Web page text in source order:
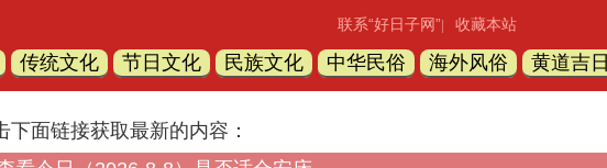
联系“好日子网” 收藏本站
传统文化 节日文化 民族文化 中华民俗 海外风俗
黄道吉日
下面链接获取最新的内容：